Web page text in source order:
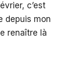
c’est
depuis mon
renaître là